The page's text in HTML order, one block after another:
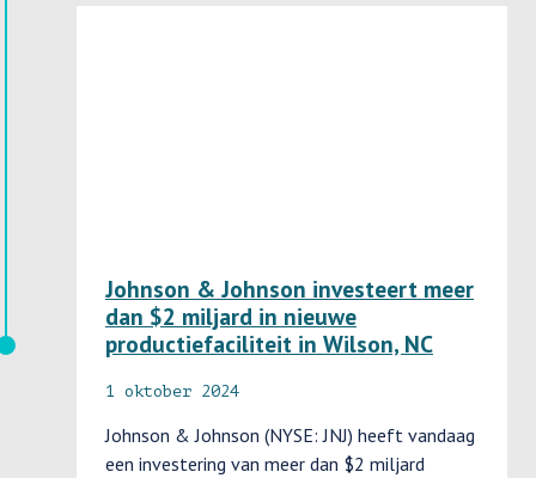
Johnson & Johnson investeert meer
dan $2 miljard in nieuwe
productiefaciliteit in Wilson, NC
1 oktober 2024
Johnson & Johnson (NYSE: JNJ) heeft vandaag
een investering van meer dan $2 miljard